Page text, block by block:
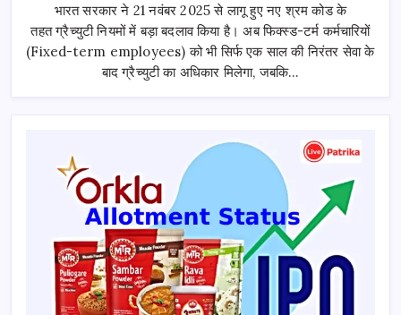
(श्रम
कानून)
Laws
Gratuity
2025
भारत सरकार ने 21 नवंबर 2025 से लागू हुए नए श्रम कोड के
तहत ग्रैच्युटी नियमों में बड़ा बदलाव किया है। अब फिक्स्ड-टर्म कर्मचारियों
(Fixed-term employees) को भी सिर्फ एक साल की निरंतर सेवा के
बाद ग्रैच्युटी का अधिकार मिलेगा, जबकि…